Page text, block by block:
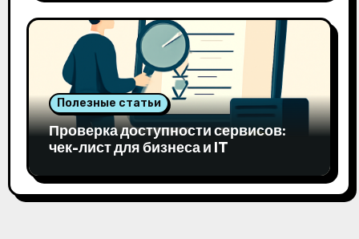
Полезные статьи
Проверка доступности сервисов:
чек-лист для бизнеса и IT